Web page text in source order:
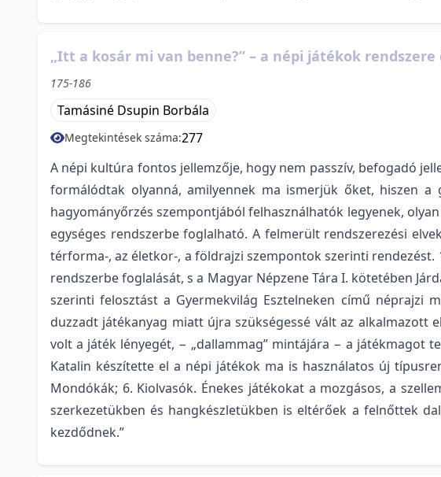
„Itt a kosár mi van benne?” – a népi játékok rendszere
175-186
Tamásiné Dsupin Borbála
Megtekintések száma:277
A népi kultúra fontos jellemzője, hogy nem passzív, befogadó
formálódtak olyanná, amilyennek ma ismerjük őket, hiszen
hagyományőrzés szempontjából felhasználhatók legyenek,
egységes rendszerbe foglalható. A felmerült rendszerezési
térforma-, az életkor-, a földrajzi szempontok szerinti
rendszerbe foglalását, s a Magyar Népzene Tára I. kötetében
szerinti felosztást a Gyermekvilág Esztelneken című néprajzi
duzzadt játékanyag miatt újra szükségessé vált az alkalmazott
volt a játék lényegét, − „dallammag” mintájára − a játékmagot
Katalin készítette el a népi játékok ma is használatos új
Mondókák; 6. Kiolvasók. Énekes játékokat a mozgásos, a
szerkezetükben és hangkészletükben is eltérőek a felnőttek
kezdődnek.”